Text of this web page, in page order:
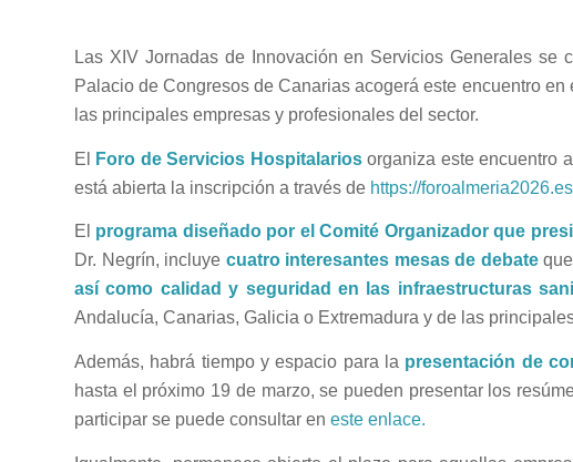
Las XIV Jornadas de Innovación en Servicios Generales se
Palacio de Congresos de Canarias acogerá este encuentro
las principales empresas y profesionales del sector.
El Foro de Servicios Hospitalariosorganiza este encuentro
está abierta la inscripción a través de https://
El programa diseñado por el Comité Organizador que
Dr. Negrín, incluye cuatro interesantes mesas de debate
así como calidad y seguridad en las infraestructuras
Andalucía, Canarias, Galicia o Extremadura y de las
Además, habrá tiempo y espacio para la presentación de
hasta el próximo 19 de marzo, se pueden presentar los
participar se puede consultar en este enlace.